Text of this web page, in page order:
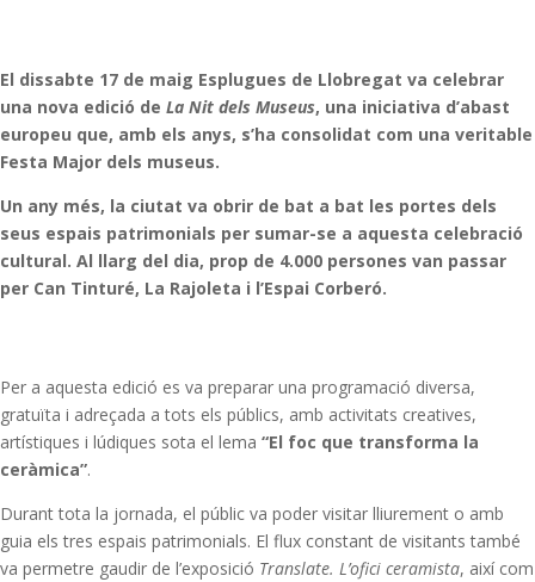
El dissabte 17 de maig Esplugues de Llobregat va celebrar
una nova edició de La Nit dels Museus, una iniciativa d’abast
europeu que, amb els anys, s’ha consolidat com una veritable
Festa Major dels museus.
Un any més, la ciutat va obrir de bat a bat les portes dels
seus espais patrimonials per sumar-se a aquesta celebració
cultural. Al llarg del dia, prop de 4.000 persones van passar
per Can Tinturé, La Rajoleta i l’Espai Corberó.
Per a aquesta edició es va preparar una programació diversa,
gratuïta i adreçada a tots els públics, amb activitats creatives,
artístiques i lúdiques sota el lema “El foc que transforma la
ceràmica”.
Durant tota la jornada, el públic va poder visitar lliurement o amb
guia els tres espais patrimonials. El flux constant de visitants també
va permetre gaudir de l’exposició Translate. L’ofici ceramista, així com